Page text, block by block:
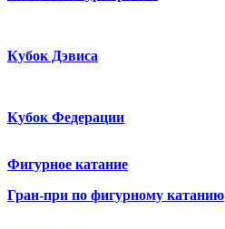
Кубок Дэвиса
Кубок Федерации
Фигурное катание
Гран-при по фигурному катанию